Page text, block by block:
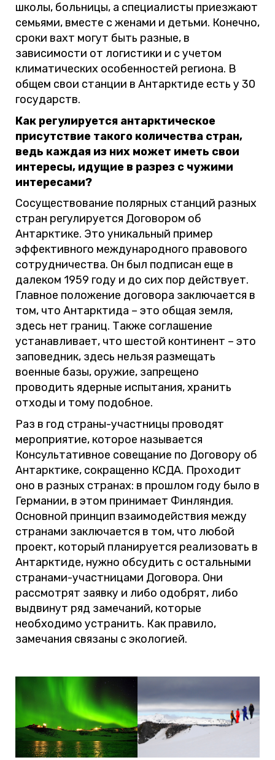
школы, больницы, а специалисты приезжают
семьями, вместе с женами и детьми. Конечно,
сроки вахт могут быть разные, в
зависимости от логистики и с учетом
климатических особенностей региона. В
общем свои станции в Антарктиде есть у 30
государств.
Как регулируется антарктическое
присутствие такого количества стран,
ведь каждая из них может иметь свои
интересы, идущие в разрез с чужими
интересами?
Сосуществование полярных станций разных
стран регулируется Договором об
Антарктике. Это уникальный пример
эффективного международного правового
сотрудничества. Он был подписан еще в
далеком 1959 году и до сих пор действует.
Главное положение договора заключается в
том, что Антарктида – это общая земля,
здесь нет границ. Также соглашение
устанавливает, что шестой континент – это
заповедник, здесь нельзя размещать
военные базы, оружие, запрещено
проводить ядерные испытания, хранить
отходы и тому подобное.
Раз в год страны-участницы проводят
мероприятие, которое называется
Консультативное совещание по Договору об
Антарктике, сокращенно КСДА. Проходит
оно в разных странах: в прошлом году было в
Германии, в этом принимает Финляндия.
Основной принцип взаимодействия между
странами заключается в том, что любой
проект, который планируется реализовать в
Антарктиде, нужно обсудить с остальными
странами-участницами Договора. Они
рассмотрят заявку и либо одобрят, либо
выдвинут ряд замечаний, которые
необходимо устранить. Как правило,
замечания связаны с экологией.